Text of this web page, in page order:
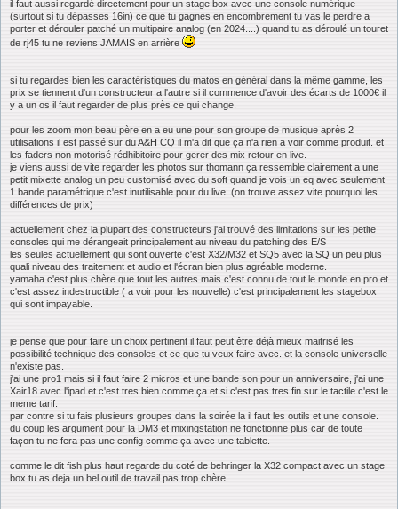
il faut aussi regardé directement pour un stage box avec une console numérique
(surtout si tu dépasses 16in) ce que tu gagnes en encombrement tu vas le perdre a
porter et dérouler patché un multipaire analog (en 2024....) quand tu as déroulé un touret
de rj45 tu ne reviens JAMAIS en arrière
si tu regardes bien les caractéristiques du matos en général dans la même gamme, les
prix se tiennent d'un constructeur a l'autre si il commence d'avoir des écarts de 1000€ il
y a un os il faut regarder de plus près ce qui change.
pour les zoom mon beau père en a eu une pour son groupe de musique après 2
utilisations il est passé sur du A&H CQ il m'a dit que ça n'a rien a voir comme produit. et
les faders non motorisé rédhibitoire pour gerer des mix retour en live.
je viens aussi de vite regarder les photos sur thomann ça ressemble clairement a une
petit mixette analog un peu customisé avec du soft quand je vois un eq avec seulement
1 bande paramétrique c'est inutilisable pour du live. (on trouve assez vite pourquoi les
différences de prix)
actuellement chez la plupart des constructeurs j'ai trouvé des limitations sur les petite
consoles qui me dérangeait principalement au niveau du patching des E/S
les seules actuellement qui sont ouverte c'est X32/M32 et SQ5 avec la SQ un peu plus
quali niveau des traitement et audio et l'écran bien plus agréable moderne.
yamaha c'est plus chère que tout les autres mais c'est connu de tout le monde en pro et
c'est assez indestructible ( a voir pour les nouvelle) c'est principalement les stagebox
qui sont impayable.
je pense que pour faire un choix pertinent il faut peut être déjà mieux maitrisé les
possibilité technique des consoles et ce que tu veux faire avec. et la console universelle
n'existe pas.
j'ai une pro1 mais si il faut faire 2 micros et une bande son pour un anniversaire, j'ai une
Xair18 avec l'ipad et c'est tres bien comme ça et si c'est pas tres fin sur le tactile c'est le
meme tarif.
par contre si tu fais plusieurs groupes dans la soirée la il faut les outils et une console.
du coup les argument pour la DM3 et mixingstation ne fonctionne plus car de toute
façon tu ne fera pas une config comme ça avec une tablette.
comme le dit fish plus haut regarde du coté de behringer la X32 compact avec un stage
box tu as deja un bel outil de travail pas trop chère.